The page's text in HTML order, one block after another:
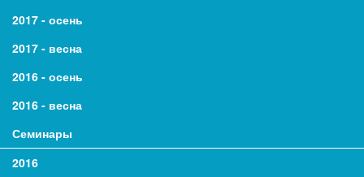
2017 - осень
2017 - весна
2016 - осень
2016 - весна
Семинары
2016